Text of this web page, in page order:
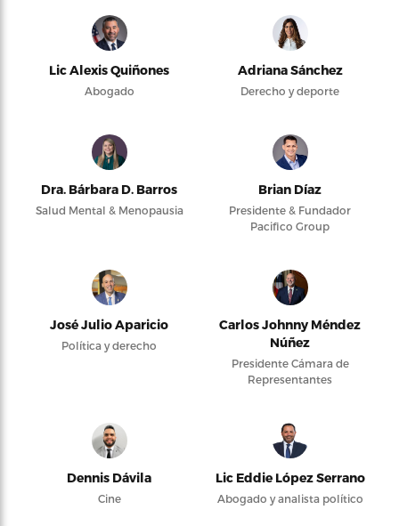
Lic Alexis Quiñones
Abogado
Adriana Sánchez
Derecho y deporte
Dra. Bárbara D. Barros
Salud Mental & Menopausia
Brian Díaz
Presidente & Fundador
Pacifico Group
José Julio Aparicio
Política y derecho
Carlos Johnny Méndez
Núñez
Presidente Cámara de
Representantes
Dennis Dávila
Cine
Lic Eddie López Serrano
Abogado y analista político